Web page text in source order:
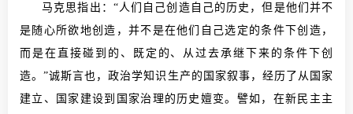
马克思指出：“人们自己创造自己的历史，但是他们并不
是随心所欲地创造，并不是在他们自己选定的条件下创造，
而是在直接碰到的、既定的、从过去承继下来的条件下创
造。”诚斯言也，政治学知识生产的国家叙事，经历了从国家
建立、国家建设到国家治理的历史嬗变。譬如，在新民主主